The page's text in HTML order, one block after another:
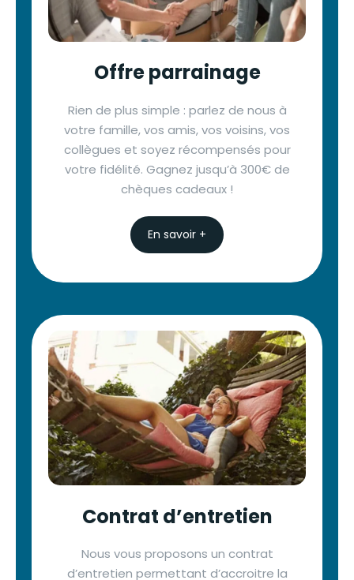
Offre parrainage
Rien de plus simple : parlez de nous à
votre famille, vos amis, vos voisins, vos
collègues et soyez récompensés pour
votre fidélité. Gagnez jusqu’à 300€ de
chèques cadeaux !
En savoir +
Contrat d’entretien
Nous vous proposons un contrat
d’entretien permettant d’accroitre la